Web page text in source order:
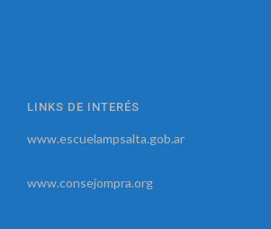
LINKS DE INTERÉS
www.escuelampsalta.gob.ar
www.consejompra.org